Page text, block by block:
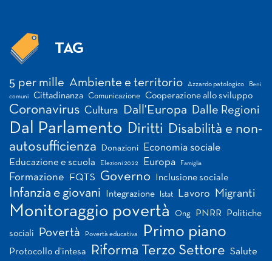
TAG
5 per mille Ambiente e territorio Azzardo patologico Beni
comuni Cittadinanza Comunicazione Cooperazione allo sviluppo
Coronavirus Cultura Dall'Europa Dalle Regioni
Dal Parlamento Diritti Disabilità e non-
autosufficienza
Donazioni Economia sociale
Educazione e scuola Elezioni 2022 Europa Famiglia
Formazione FQTS Governo Inclusione sociale
Infanzia e giovani Integrazione Istat Lavoro Migranti
Monitoraggio povertà Ong PNRR Politiche
sociali Povertà Povertà educativa Primo piano
Protocollo d'intesa Riforma Terzo Settore Salute